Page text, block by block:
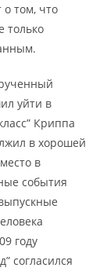
о том, что
только
уйти в
Криппа
в хорошей
в
события
году
согласился